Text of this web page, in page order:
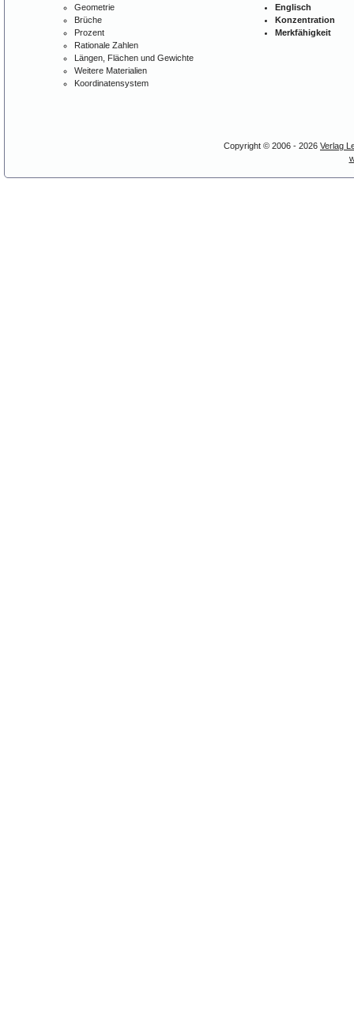
Geometrie
Brüche
Prozent
Rationale Zahlen
Längen, Flächen und Gewichte
Weitere Materialien
Koordinatensystem
Englisch
Konzentration
Merkfähigkeit
Copyright © 2006 - 2026 Verlag